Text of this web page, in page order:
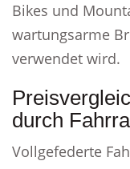
Bikes und
wartungsarme
verwendet wird.
durch
Vollgefederte